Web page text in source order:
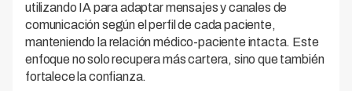
utilizando IA para adaptar mensajes y canales de
comunicación según el perfil de cada paciente,
manteniendo la relación médico-paciente intacta. Este
enfoque no solo recupera más cartera, sino que también
fortalece la confianza.